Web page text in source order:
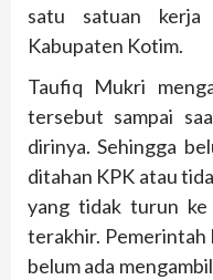
satu satuan kerja
Kabupaten Kotim.
Taufiq Mukri
tersebut sampai
dirinya. Sehingga
ditahan KPK atau
yang tidak turun ke
terakhir. Pemerintah
belum ada